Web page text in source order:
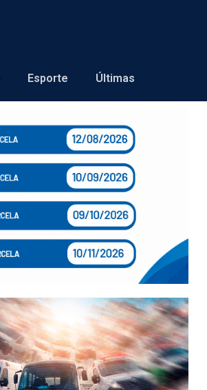
Esporte Últimas